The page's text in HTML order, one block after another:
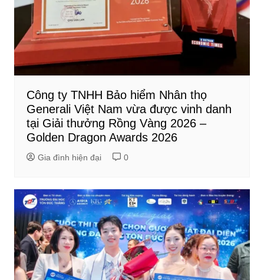
Công ty TNHH Bảo hiểm Nhân thọ
Generali Việt Nam vừa được vinh danh
tại Giải thưởng Rồng Vàng 2026 –
Golden Dragon Awards 2026
Gia đình hiện đại 0